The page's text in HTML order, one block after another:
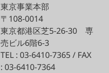
東京事業本部
〒108-0014
東京都港区芝5-26-30 専
売ビル6階6-3
TEL : 03-6410-7365 / FAX
: 03-6410-7364